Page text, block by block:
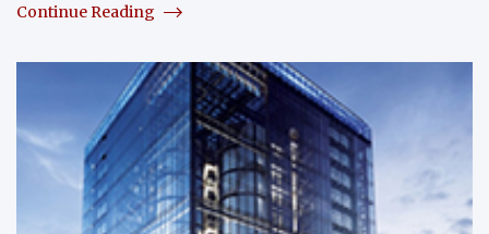
Continue Reading